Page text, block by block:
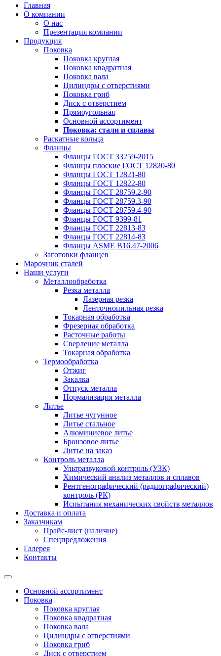
Главная
О компании
О нас
Презентация компании
Продукция
Поковка
Поковка круглая
Поковка квадратная
Поковка вала
Цилиндры с отверстиями
Поковка гриб
Диск с отверстием
Прямоугольная
Основной ассортимент
Поковка: cтали и сплавы
Раскатные кольца
Фланцы
Фланцы ГОСТ 33259-2015
Фланцы плоские ГОСТ 12820-80
Фланцы ГОСТ 12821-80
Фланцы ГОСТ 12822-80
Фланцы ГОСТ 28759.2-90
Фланцы ГОСТ 28759.3-90
Фланцы ГОСТ 28759.4-90
Фланцы ГОСТ 9399-81
Фланцы ГОСТ 22813-83
Фланцы ГОСТ 22814-83
Фланцы ASME B16.47-2006
Заготовки фланцев
Марочник сталей
Наши услуги
Металлообработка
Резка металла
Лазерная резка
Ленточнопильная резка
Токарная обработка
Фрезерная обработка
Расточные работы
Сверление металла
Токарная обработка
Термообработка
Отжиг
Закалка
Отпуск металла
Нормализация металла
Литье
Литье чугунное
Литье стальное
Алюминиевое литье
Бронзовое литье
Литье на заказ
Контроль металла
Ультразвуковой контроль (УЗК)
Химический анализ металлов и сплавов
Рентгенографический (радиографический)
контроль (РК)
Испытания механических свойств металлов
Доставка и оплата
Заказчикам
Прайс-лист (наличие)
Спецпредложения
Галерея
Контакты
Основной ассортимент
Поковка
Поковка круглая
Поковка квадратная
Поковка вала
Цилиндры с отверстиями
Поковка гриб
Диск с отверстием